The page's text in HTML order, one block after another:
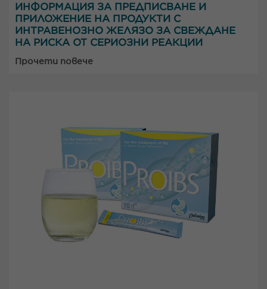
ИНФОРМАЦИЯ ЗА ПРЕДПИСВАНЕ И
ПРИЛОЖЕНИЕ НА ПРОДУКТИ С
ИНТРАВЕНОЗНО ЖЕЛЯЗО ЗА СВЕЖДАНЕ
НА РИСКА ОТ СЕРИОЗНИ РЕАКЦИИ
Прочети повече